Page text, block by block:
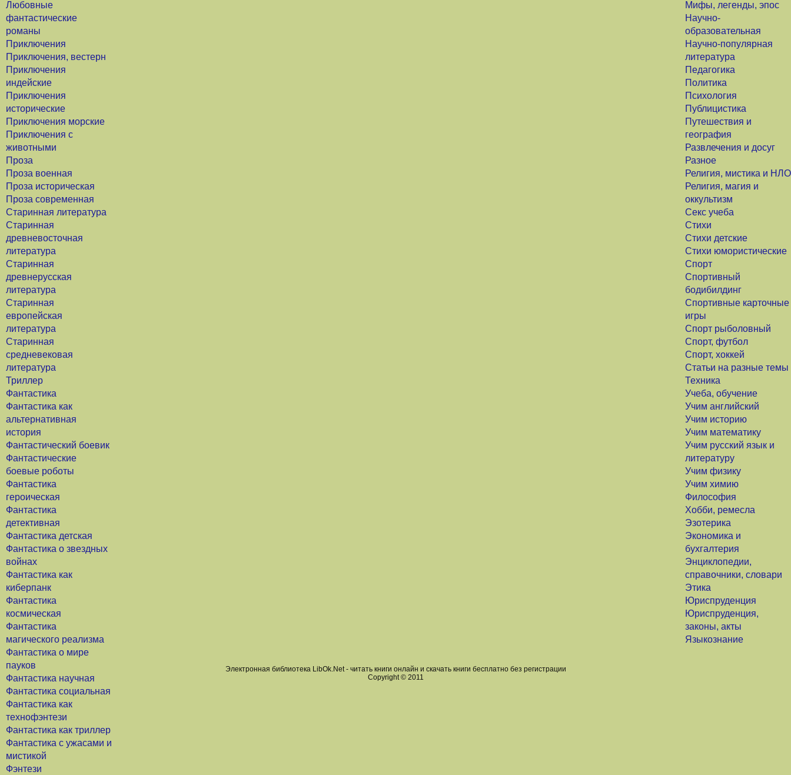
Любовные
фантастические
романы
Приключения
Приключения, вестерн
Приключения
индейские
Приключения
исторические
Приключения морские
Приключения с
животными
Проза
Проза военная
Проза историческая
Проза современная
Старинная литература
Старинная
древневосточная
литература
Старинная
древнерусская
литература
Старинная
европейская
литература
Старинная
средневековая
литература
Триллер
Фантастика
Фантастика как
альтернативная
история
Фантастический боевик
Фантастические
боевые роботы
Фантастика
героическая
Фантастика
детективная
Фантастика детская
Фантастика о звездных
войнах
Фантастика как
киберпанк
Фантастика
космическая
Фантастика
магического реализма
Фантастика о мире
пауков
Фантастика научная
Фантастика социальная
Фантастика как
технофэнтези
Фантастика как триллер
Фантастика с ужасами и
мистикой
Фэнтези
Мифы, легенды, эпос
Научно-
образовательная
Научно-популярная
литература
Педагогика
Политика
Психология
Публицистика
Путешествия и
география
Развлечения и досуг
Разное
Религия, мистика и НЛО
Религия, магия и
оккультизм
Секс учеба
Стихи
Стихи детские
Стихи юмористические
Спорт
Спортивный
бодибилдинг
Спортивные карточные
игры
Спорт рыболовный
Спорт, футбол
Спорт, хоккей
Статьи на разные темы
Техника
Учеба, обучение
Учим английский
Учим историю
Учим математику
Учим русский язык и
литературу
Учим физику
Учим химию
Философия
Хобби, ремесла
Эзотерика
Экономика и
бухгалтерия
Энциклопедии,
справочники, словари
Этика
Юриспруденция
Юриспруденция,
законы, акты
Языкознание
Электронная библиотека LibOk.Net - читать книги онлайн и скачать книги бесплатно без регистрации
Copyright © 2011